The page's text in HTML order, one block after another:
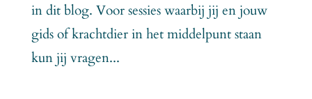
in dit blog. Voor sessies waarbij jij en jouw
gids of krachtdier in het middelpunt staan
kun jij vragen...